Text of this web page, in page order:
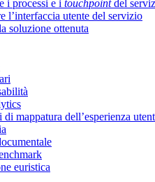
i processi e i touchpointdel
l’interfaccia utente del servizio
soluzione ottenuta
mappatura dell’esperienza
euristica